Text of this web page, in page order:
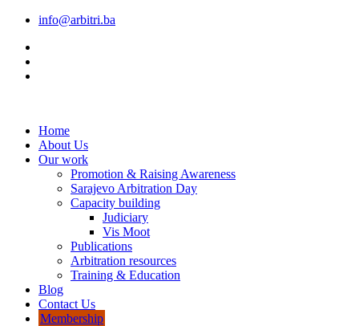
info@arbitri.ba
Home
About Us
Our work
Promotion & Raising Awareness
Sarajevo Arbitration Day
Capacity building
Judiciary
Vis Moot
Publications
Arbitration resources
Training & Education
Blog
Contact Us
Membership